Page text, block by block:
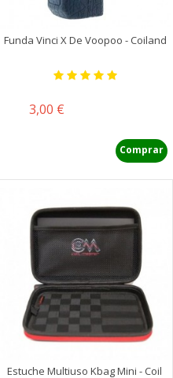
Funda Vinci X De Voopoo - Coiland
Precio
3,00 €
Comprar
Estuche Multiuso Kbag Mini - Coil